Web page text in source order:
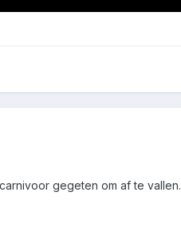
gegeten om af te vallen.